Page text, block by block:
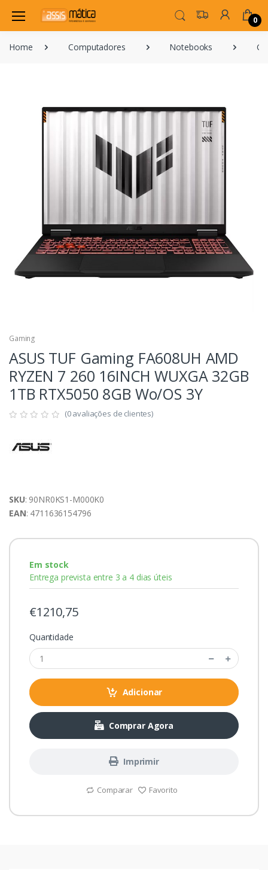
0
Home Computadores Notebooks
Gaming
ASUS TUF Gaming FA608UH AMD
RYZEN 7 260 16INCH WUXGA 32GB
1TB RTX5050 8GB Wo/OS 3Y
(0 avaliações de clientes)
SKU: 90NR0KS1-M000K0
EAN: 4711636154796
Em stock
Entrega prevista entre 3 a 4 dias úteis
€1210,75
Quantidade
Adicionar
Comprar Agora
Imprimir
Comparar Favorito